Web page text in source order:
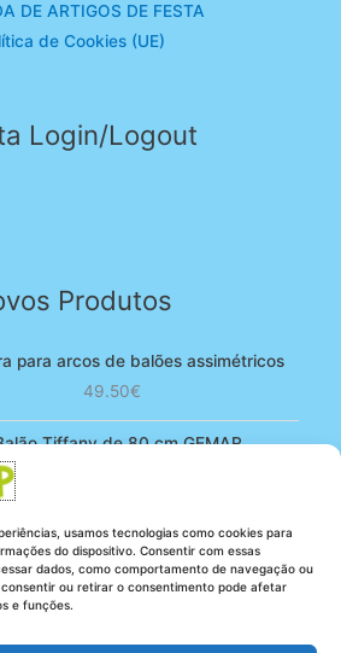
usamos tecnologias como cookies para
do dispositivo. Consentir com essas
dados, como comportamento de navegação ou
ou retirar o consentimento pode afetar
e funções.
DE ARTIGOS DE FESTA
de Cookies (UE)
Login/Logout
Produtos
para arcos de balões assimétricos
49.50€
Tiffany de 80 cm GEMAR
era:
4.90€.
é:
3.80€.
Rosa bebé de 13 cm GEMAR -
Powder pink
5.25€ O
4.20€O